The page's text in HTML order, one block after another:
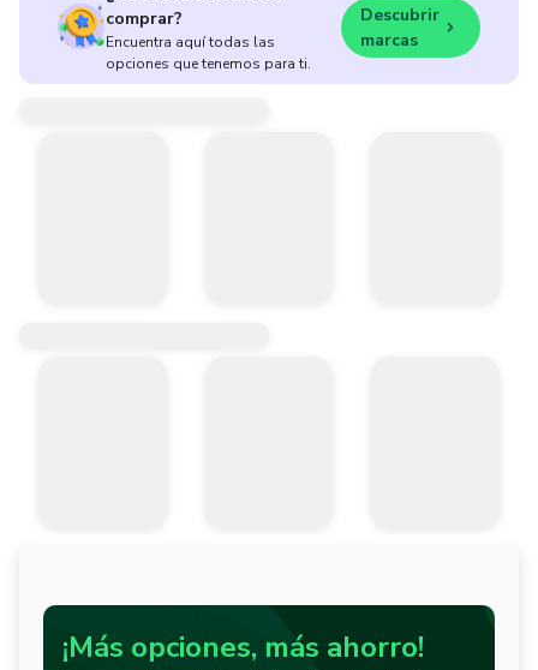
comprar?
Encuentra aquí todas las
opciones que tenemos para ti.
Descubrir
marcas
¡Más opciones, más ahorro!